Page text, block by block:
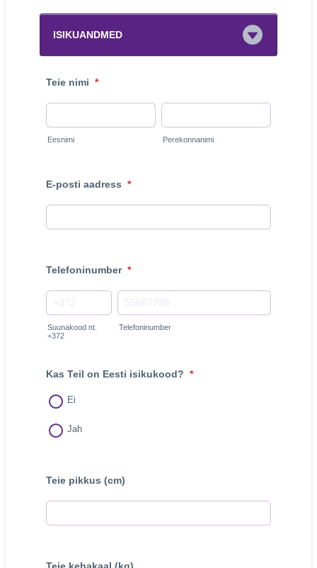
ISIKUANDMED
Teie nimi *
Eesnimi Perekonnanimi
E-posti aadress *
Telefoninumber *
Suunakood nt.
+372
Telefoninumber
Kas Teil on Eesti isikukood? *
Ei
Jah
Teie pikkus (cm)
Teie kehakaal (kg)